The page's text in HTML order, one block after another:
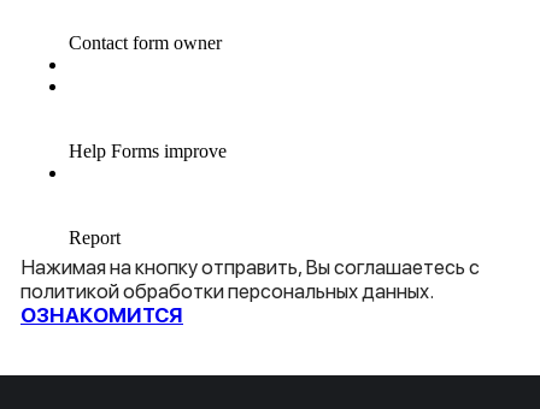
Нажимая на кнопку отправить, Вы соглашаетесь с
политикой обработки персональных данных.
ОЗНАКОМИТСЯ